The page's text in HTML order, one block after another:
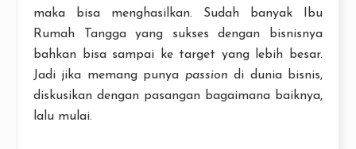
maka bisa menghasilkan. Sudah banyak Ibu
Rumah Tangga yang sukses dengan bisnisnya
bahkan bisa sampai ke target yang lebih besar.
Jadi jika memang punya passion di dunia bisnis,
diskusikan dengan pasangan bagaimana baiknya,
lalu mulai.